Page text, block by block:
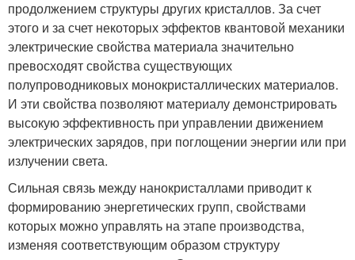
продолжением структуры других кристаллов. За счет
этого и за счет некоторых эффектов квантовой механики
электрические свойства материала значительно
превосходят свойства существующих
полупроводниковых монокристаллических материалов.
И эти свойства позволяют материалу демонстрировать
высокую эффективность при управлении движением
электрических зарядов, при поглощении энергии или при
излучении света.
Сильная связь между нанокристаллами приводит к
формированию энергетических групп, свойствами
которых можно управлять на этапе производства,
изменяя соответствующим образом структуру